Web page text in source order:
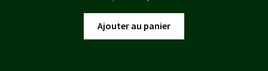
initial
était :
actuel
est :
Ajouter au panier